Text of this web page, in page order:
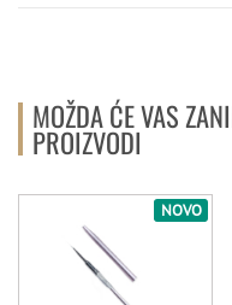
MOŽDA ĆE VAS
PROIZVODI
NOVO